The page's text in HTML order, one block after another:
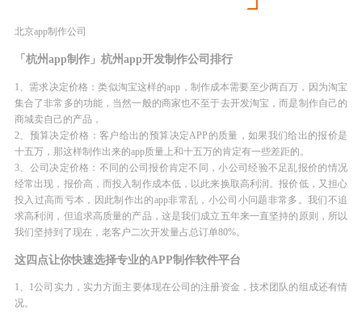
北京app制作公司
「杭州app制作」杭州app开发制作公司排行
1、需求决定价格：类似淘宝这样的app，制作成本需要至少两百万，因为淘宝
集合了非常多的功能，当然一般的商家也不至于去开发淘宝，而是制作自己的
商城卖自己的产品，
2、预算决定价格：客户给出的预算决定APP的质量，如果我们给出的报价是
十五万，那这样制作出来的app质量上和十五万的肯定有一些差距的。
3、公司决定价格：不同的公司报价肯定不同，小公司经验不足乱报价的情况
经常出现，报价高，而投入制作成本低，以此来换取高利润。报价低，又担心
投入过高而亏本，因此制作出的app非常乱，小公司小问题非常多。我们不追
求高利润，但追求高质量的产品，这是我们成立五年来一直坚持的原则，所以
我们坚持到了现在，老客户二次开发量占总订单80%。
这四点让你快速选择专业的APP制作软件平台
1、1公司实力，实力方面主要体现在公司的注册资金，技术团队的组成还有情
况。